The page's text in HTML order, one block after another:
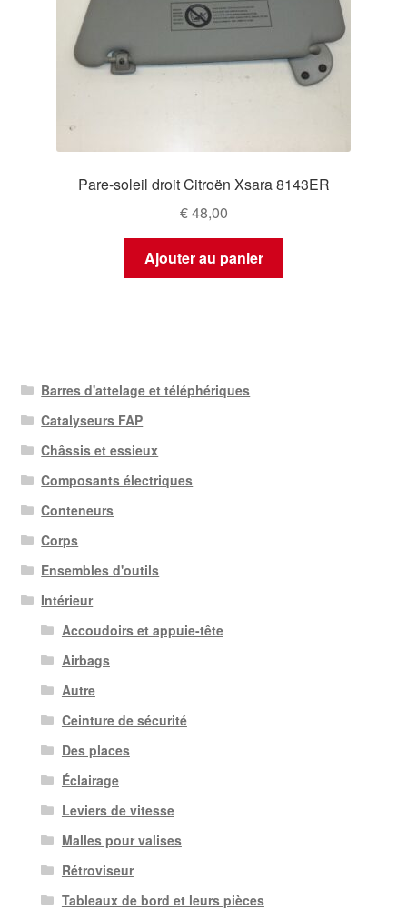
Pare-soleil droit Citroën Xsara 8143ER
€48,00
Ajouter au panier
Barres d'attelage et téléphériques
Catalyseurs FAP
Châssis et essieux
Composants électriques
Conteneurs
Corps
Ensembles d'outils
Intérieur
Accoudoirs et appuie-tête
Airbags
Autre
Ceinture de sécurité
Des places
Éclairage
Leviers de vitesse
Malles pour valises
Rétroviseur
Tableaux de bord et leurs pièces